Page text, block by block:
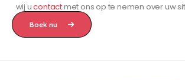
wij ucontactmet ons op te nemen over uw
Boek nu